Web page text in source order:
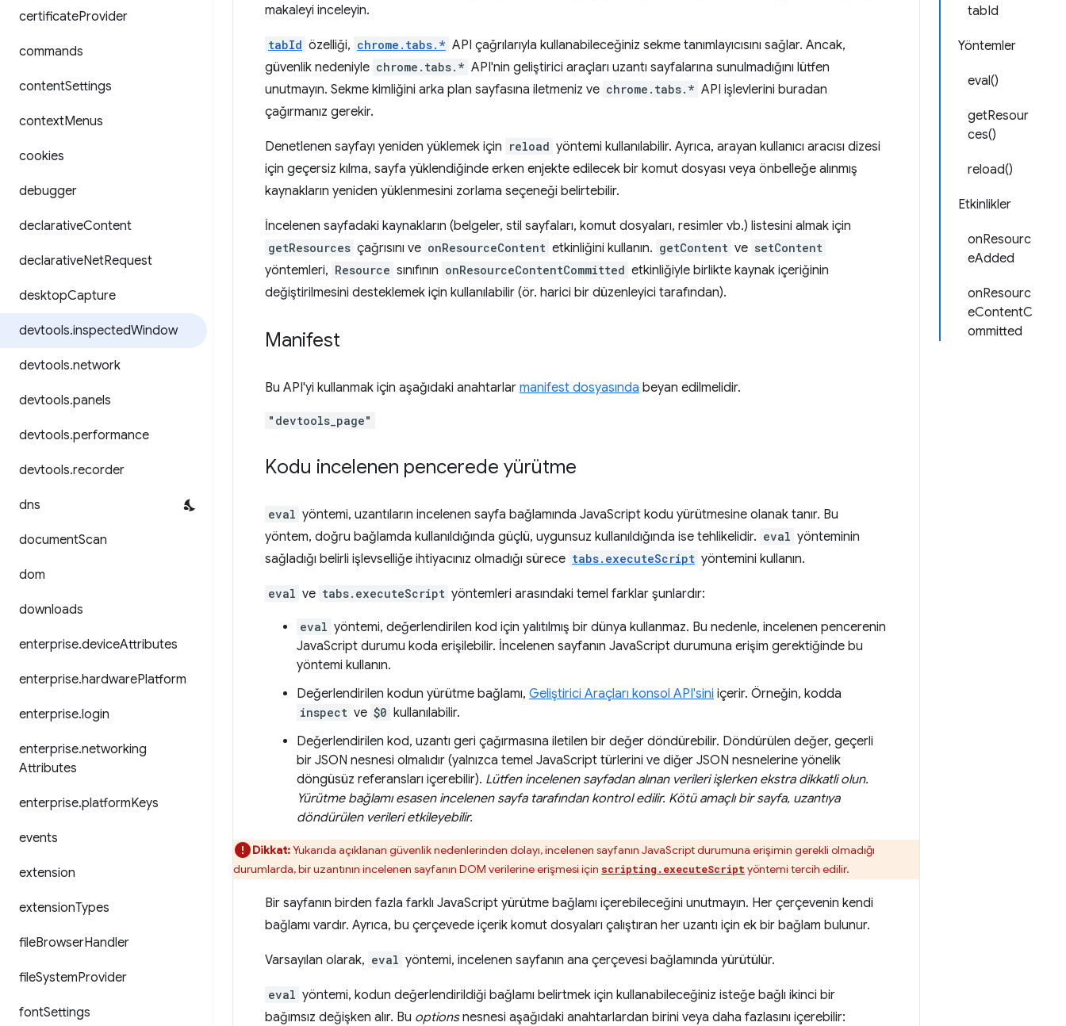
certificateProvider
commands
contentSettings
contextMenus
cookies
debugger
declarativeContent
declarativeNetRequest
desktopCapture
devtools.inspectedWindow
devtools.network
devtools.panels
devtools.performance
devtools.recorder
dns
documentScan
dom
downloads
enterprise.deviceAttributes
enterprise.hardwarePlatform
enterprise.login
enterprise.networking
Attributes
enterprise.platformKeys
events
extension
extensionTypes
fileBrowserHandler
fileSystemProvider
fontSettings
tabId
Yöntemler
eval()
getResour
ces()
reload()
Etkinlikler
onResourc
eAdded
onResourc
eContentC
ommitted
makaleyi inceleyin.
tabId özelliği, chrome.tabs.* API çağrılarıyla kullanabileceğiniz sekme tanımlayıcısını sağlar. Ancak,
güvenlik nedeniyle chrome.tabs.* API'nin geliştirici araçları uzantı sayfalarına sunulmadığını lütfen
unutmayın. Sekme kimliğini arka plan sayfasına iletmeniz ve chrome.tabs.* API işlevlerini buradan
çağırmanız gerekir.
Denetlenen sayfayı yeniden yüklemek için reload yöntemi kullanılabilir. Ayrıca, arayan kullanıcı aracısı dizesi
için geçersiz kılma, sayfa yüklendiğinde erken enjekte edilecek bir komut dosyası veya önbelleğe alınmış
kaynakların yeniden yüklenmesini zorlama seçeneği belirtebilir.
İncelenen sayfadaki kaynakların (belgeler, stil sayfaları, komut dosyaları, resimler vb.) listesini almak için
getResources çağrısını ve onResourceContent etkinliğini kullanın. getContent ve setContent
yöntemleri, Resource sınıfının onResourceContentCommitted etkinliğiyle birlikte kaynak içeriğinin
değiştirilmesini desteklemek için kullanılabilir (ör. harici bir düzenleyici tarafından).
Manifest
Bu API'yi kullanmak için aşağıdaki anahtarlar manifest dosyasında beyan edilmelidir.
"devtools_page"
Kodu incelenen pencerede yürütme
eval yöntemi, uzantıların incelenen sayfa bağlamında JavaScript kodu yürütmesine olanak tanır. Bu
yöntem, doğru bağlamda kullanıldığında güçlü, uygunsuz kullanıldığında ise tehlikelidir. eval yönteminin
sağladığı belirli işlevselliğe ihtiyacınız olmadığı sürece tabs.executeScript yöntemini kullanın.
eval ve tabs.executeScript yöntemleri arasındaki temel farklar şunlardır:
eval yöntemi, değerlendirilen kod için yalıtılmış bir dünya kullanmaz. Bu nedenle, incelenen pencerenin
JavaScript durumu koda erişilebilir. İncelenen sayfanın JavaScript durumuna erişim gerektiğinde bu
yöntemi kullanın.
Değerlendirilen kodun yürütme bağlamı, Geliştirici Araçları konsol API'sini içerir. Örneğin, kodda
inspect ve $0 kullanılabilir.
Değerlendirilen kod, uzantı geri çağırmasına iletilen bir değer döndürebilir. Döndürülen değer, geçerli
bir JSON nesnesi olmalıdır (yalnızca temel JavaScript türlerini ve diğer JSON nesnelerine yönelik
döngüsüz referansları içerebilir). Lütfen incelenen sayfadan alınan verileri işlerken ekstra dikkatli olun.
Yürütme bağlamı esasen incelenen sayfa tarafından kontrol edilir. Kötü amaçlı bir sayfa, uzantıya
döndürülen verileri etkileyebilir.
Dikkat:Yukarıda açıklanan güvenlik nedenlerinden dolayı, incelenen sayfanın JavaScript durumuna erişimin gerekli olmadığı
durumlarda, bir uzantının incelenen sayfanın DOM verilerine erişmesi için scripting.executeScript yöntemi tercih edilir.
Bir sayfanın birden fazla farklı JavaScript yürütme bağlamı içerebileceğini unutmayın. Her çerçevenin kendi
bağlamı vardır. Ayrıca, bu çerçevede içerik komut dosyaları çalıştıran her uzantı için ek bir bağlam bulunur.
Varsayılan olarak, eval yöntemi, incelenen sayfanın ana çerçevesi bağlamında yürütülür.
eval yöntemi, kodun değerlendirildiği bağlamı belirtmek için kullanabileceğiniz isteğe bağlı ikinci bir
bağımsız değişken alır. Bu optionsnesnesi aşağıdaki anahtarlardan birini veya daha fazlasını içerebilir: